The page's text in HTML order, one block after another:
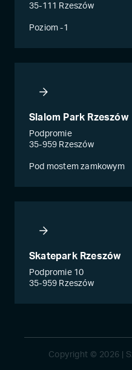
35-111 Rzeszów
Poziom -1
Slalom Park Rzeszów
Podpromie
35-959 Rzeszów
Pod mostem zamkowym
Skatepark Rzeszów
Podpromie 10
35-959 Rzeszów
Copyright © 2026 |